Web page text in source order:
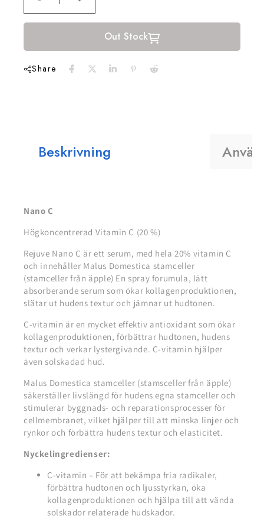
Out Stock
Share
Beskrivning
Nano C
Högkoncentrerad Vitamin C (20 %)
Rejuve Nano C är ett serum, med hela 20% vitamin C
och innehåller Malus Domestica stamceller
(stamceller från äpple) En spray forumula, lätt
absorberande serum som ökar kollagenproduktionen,
slätar ut hudens textur och jämnar ut hudtonen.
C-vitamin är en mycket effektiv antioxidant som ökar
kollagenproduktionen, förbättrar hudtonen, hudens
textur och verkar lystergivande. C-vitamin hjälper
även solskadad hud.
Malus Domestica stamceller (stamsceller från äpple)
säkerställer livslängd för hudens egna stamceller och
stimulerar byggnads- och reparationsprocesser för
cellmembranet, vilket hjälper till att minska linjer och
rynkor och förbättra hudens textur och elasticitet.
Nyckelingredienser:
C-vitamin – För att bekämpa fria radikaler,
förbättra hudtonen och ljusstyrkan, öka
kollagenproduktionen och hjälpa till att vända
solskador relaterade hudskador.